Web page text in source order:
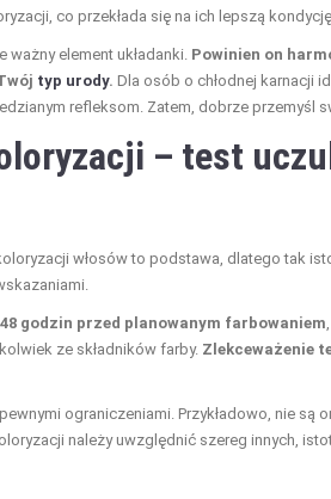
co przekłada się na ich lepszą
element układanki. Powinien on
typ urody. Dla osób o chłodnej karnacji
refleksom. Zatem, dobrze przemyśl
– test
włosów to podstawa, dlatego tak
48 godzin przed planowanym farbowaniem
ze składników farby. Zlekceważenie
ograniczeniami. Przykładowo, nie są
należy uwzględnić szereg innych,